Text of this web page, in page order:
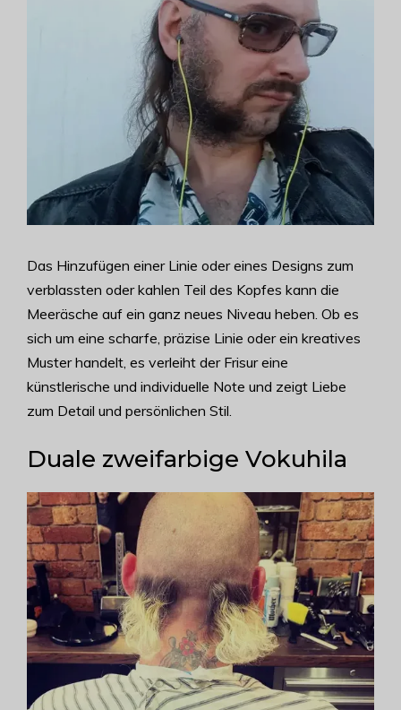
Das Hinzufügen einer Linie oder eines Designs zum
verblassten oder kahlen Teil des Kopfes kann die
Meeräsche auf ein ganz neues Niveau heben. Ob es
sich um eine scharfe, präzise Linie oder ein kreatives
Muster handelt, es verleiht der Frisur eine
künstlerische und individuelle Note und zeigt Liebe
zum Detail und persönlichen Stil.
Duale zweifarbige Vokuhila